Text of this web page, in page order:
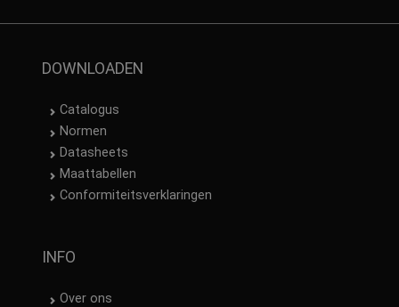
DOWNLOADEN
Catalogus
Normen
Datasheets
Maattabellen
Conformiteitsverklaringen
INFO
Over ons